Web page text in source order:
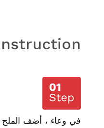
في وعاء ، أضف